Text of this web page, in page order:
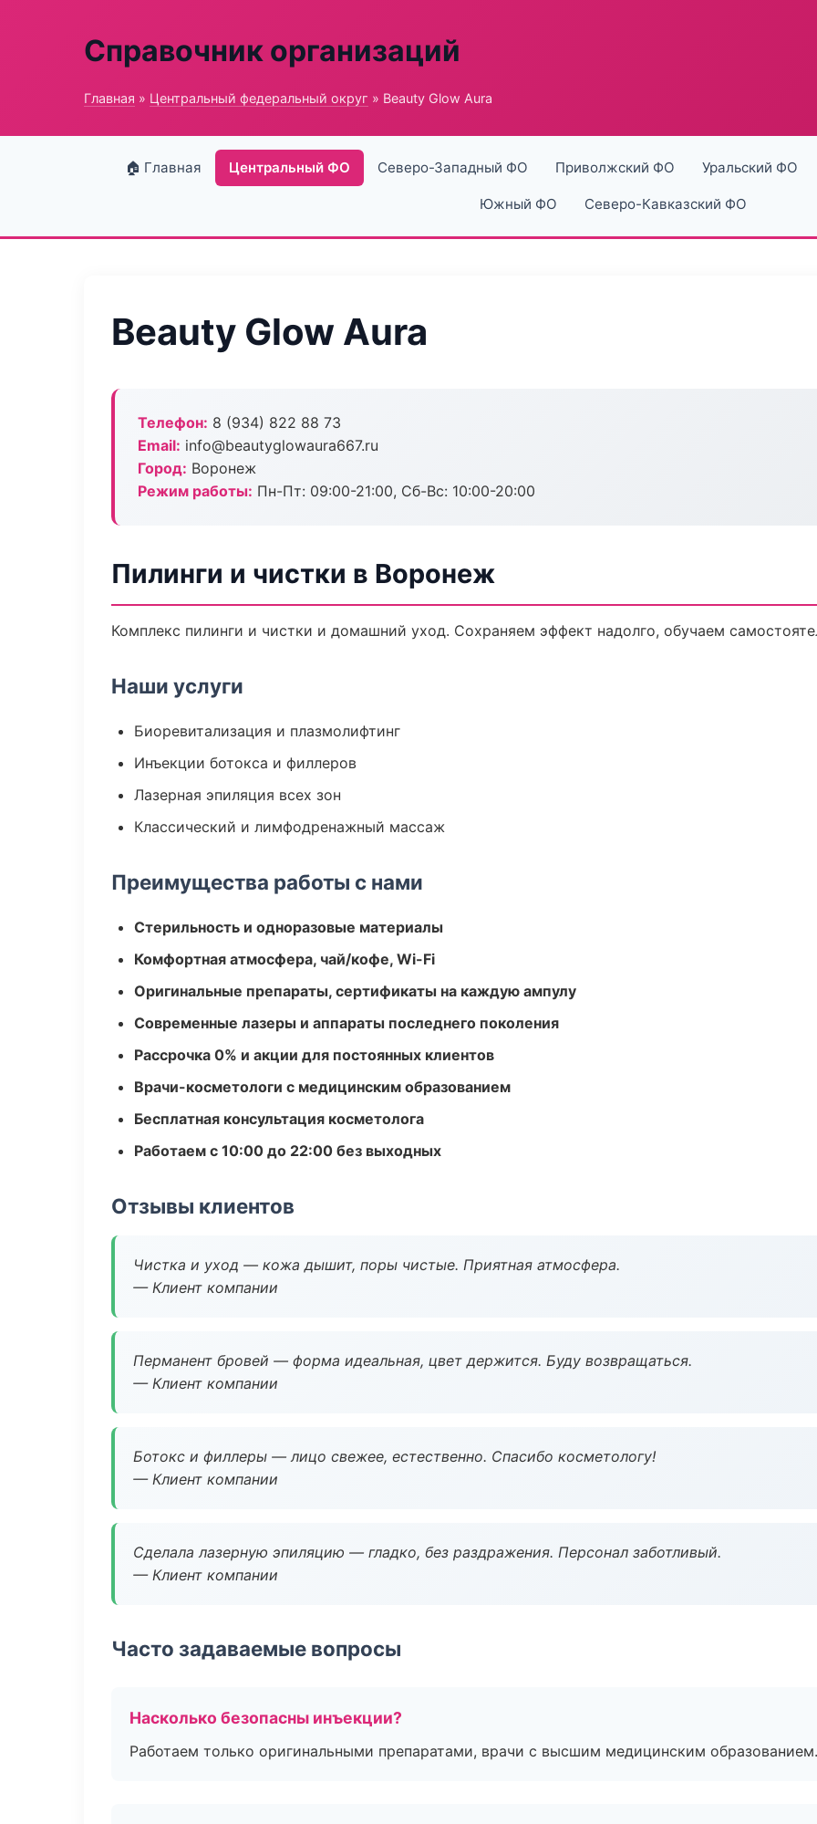
Справочник организаций
Главная » Центральный федеральный округ » Beauty Glow Aura
🏠 Главная Центральный ФО Северо-Западный ФО Приволжский ФО Уральский ФО
Южный ФО Северо-Кавказский ФО
Beauty Glow Aura
Телефон: 8 (934) 822 88 73
Email: info@beautyglowaura667.ru
Город: Воронеж
Режим работы: Пн-Пт: 09:00-21:00, Сб-Вс: 10:00-20:00
Пилинги и чистки в Воронеж
Комплекс пилинги и чистки и домашний уход. Сохраняем эффект надолго, обучаем
Наши услуги
Биоревитализация и плазмолифтинг
Инъекции ботокса и филлеров
Лазерная эпиляция всех зон
Классический и лимфодренажный массаж
Преимущества работы с нами
Стерильность и одноразовые материалы
Комфортная атмосфера, чай/кофе, Wi-Fi
Оригинальные препараты, сертификаты на каждую ампулу
Современные лазеры и аппараты последнего поколения
Рассрочка 0% и акции для постоянных клиентов
Врачи-косметологи с медицинским образованием
Бесплатная консультация косметолога
Работаем с 10:00 до 22:00 без выходных
Отзывы клиентов
Чистка и уход — кожа дышит, поры чистые. Приятная атмосфера.
— Клиент компании
Перманент бровей — форма идеальная, цвет держится. Буду возвращаться.
— Клиент компании
Ботокс и филлеры — лицо свежее, естественно. Спасибо косметологу!
— Клиент компании
Сделала лазерную эпиляцию — гладко, без раздражения. Персонал заботливый.
— Клиент компании
Часто задаваемые вопросы
Насколько безопасны инъекции?
Работаем только оригинальными препаратами, врачи с высшим медицинским образованием.